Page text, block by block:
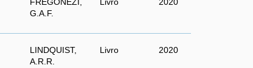
G.A.F.
LINDQUIST,
A.R.R.
Livro 2020